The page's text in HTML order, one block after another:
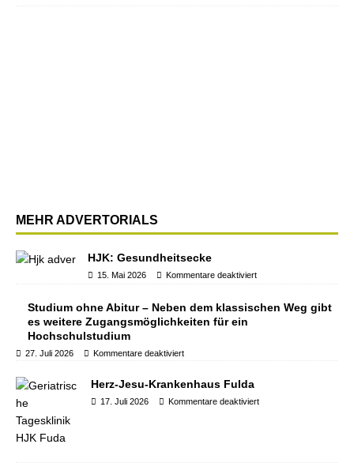
MEHR ADVERTORIALS
HJK: Gesundheitsecke
15. Mai 2026 Kommentare deaktiviert
Studium ohne Abitur – Neben dem klassischen Weg gibt
es weitere Zugangsmöglichkeiten für ein
Hochschulstudium
27. Juli 2026 Kommentare deaktiviert
Herz-Jesu-Krankenhaus Fulda
17. Juli 2026 Kommentare deaktiviert